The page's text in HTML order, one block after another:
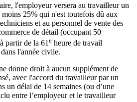
l'employeur versera au travailleur un
moins 25% qui n'est toutefois dû aux
et au personnel de vente des
de détail (occupant 50
partir de la 61 e heure de travail
l'année civile.
donne droit à aucun supplément de
avec l'accord du travailleur par un
un délai de 14 semaines (ou d’une
entre l’employeur et le travailleur